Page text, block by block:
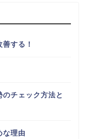
する！
のチェック方法と
な理由